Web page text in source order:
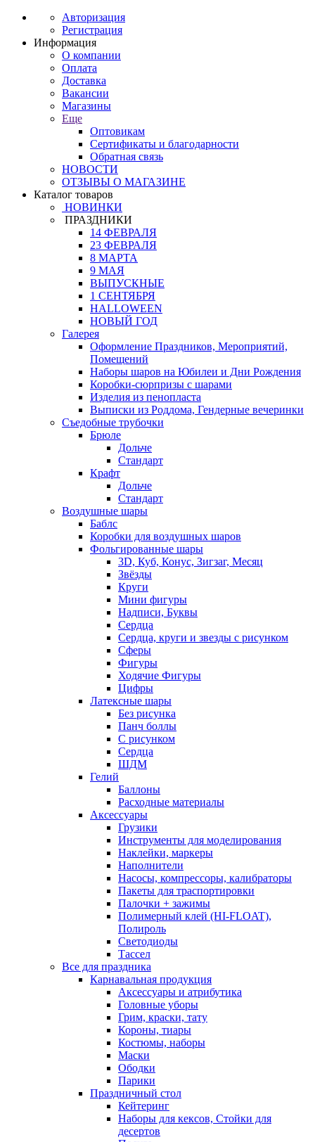
Авторизация
Регистрация
Информация
О компании
Оплата
Доставка
Вакансии
Магазины
Еще
Оптовикам
Сертификаты и благодарности
Обратная связь
НОВОСТИ
ОТЗЫВЫ О МАГАЗИНЕ
Каталог товаров
НОВИНКИ
ПРАЗДНИКИ
14 ФЕВРАЛЯ
23 ФЕВРАЛЯ
8 МАРТА
9 МАЯ
ВЫПУСКНЫЕ
1 СЕНТЯБРЯ
HALLOWEEN
НОВЫЙ ГОД
Галерея
Оформление Праздников, Мероприятий,
Помещений
Наборы шаров на Юбилеи и Дни Рождения
Коробки-сюрпризы с шарами
Изделия из пенопласта
Выписки из Роддома, Гендерные вечеринки
Съедобные трубочки
Брюле
Дольче
Стандарт
Крафт
Дольче
Стандарт
Воздушные шары
Баблс
Коробки для воздушных шаров
Фольгированные шары
3D, Куб, Конус, Зигзаг, Месяц
Звёзды
Круги
Мини фигуры
Надписи, Буквы
Сердца
Сердца, круги и звезды с рисунком
Сферы
Фигуры
Ходячие Фигуры
Цифры
Латексные шары
Без рисунка
Панч боллы
С рисунком
Сердца
ШДМ
Гелий
Баллоны
Расходные материалы
Аксессуары
Грузики
Инструменты для моделирования
Наклейки, маркеры
Наполнители
Насосы, компрессоры, калибраторы
Пакеты для траспортировки
Палочки + зажимы
Полимерный клей (HI-FLOAT),
Полироль
Светодиоды
Тассел
Все для праздника
Карнавальная продукция
Аксессуары и атрибутика
Головные уборы
Грим, краски, тату
Короны, тиары
Костюмы, наборы
Маски
Ободки
Парики
Праздничный стол
Кейтеринг
Наборы для кексов, Стойки для
десертов